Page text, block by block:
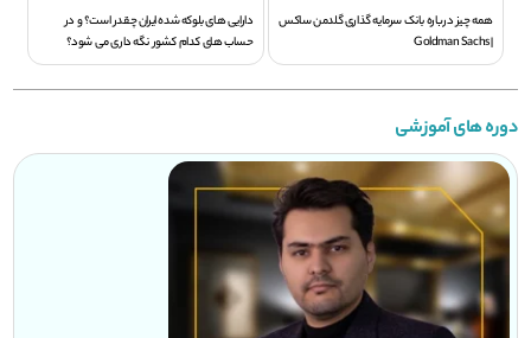
همه چیز درباره بانک سرمایه گذاری گلدمن ساکس
| Goldman Sachs
دارایی های بلوکه شده ایران چقدر است؟ و در
حساب های کدام کشور نگه داری می شود؟
دوره های آموزشی